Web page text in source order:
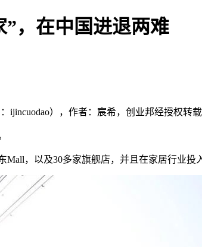
，在中国进退两难
），作者：宸希，创业邦经授权转载
，以及30多家旗舰店，并且在家居行业投